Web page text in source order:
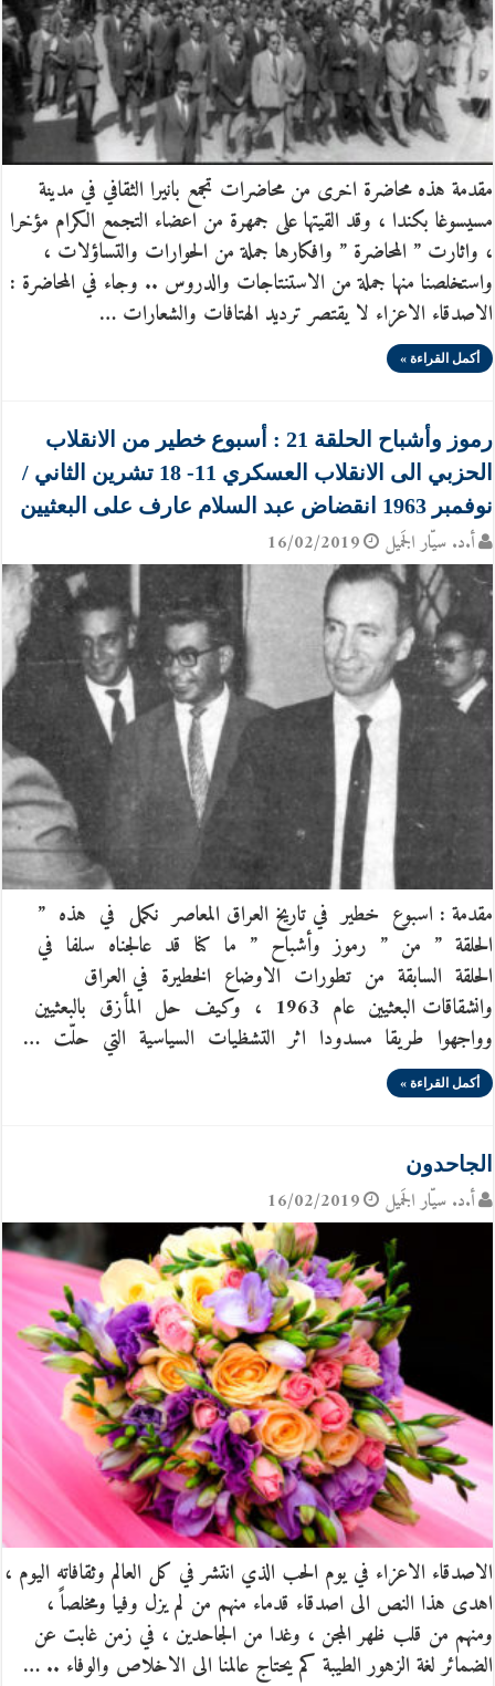
مقدمة هذه محاضرة اخرى من محاضرات تجمع بانيرا الثقافي في مدينة
مسيسوغا بكندا ، وقد القيتها على جمهرة من اعضاء التجمع الكرام مؤخرا
، واثارت ” المحاضرة ” وافكارها جملة من الحوارات والتساؤلات ،
واستخلصنا منها جملة من الاستنتاجات والدروس .. وجاء في المحاضرة :
الاصدقاء الاعزاء لا يقتصر ترديد الهتافات والشعارات …
أكمل القراءة »
رموز وأشباح الحلقة 21 : أسبوع خطير من الانقلاب
الحزبي الى الانقلاب العسكري 11- 18 تشرين الثاني /
نوفمبر 1963 انقضاض عبد السلام عارف على البعثيين
أ.د. سيّار الجَميل 16/02/2019
مقدمة : اسبوع خطير في تاريخ العراق المعاصر نكمل في هذه ”
الحلقة ” من ” رموز وأشباح ” ما كنا قد عالجناه سلفا في
الحلقة السابقة من تطورات الاوضاع الخطيرة في العراق
وانشقاقات البعثيين عام 1963 ، وكيف حل المأزق بالبعثيين
وواجهوا طريقا مسدودا اثر التشظيات السياسية التي حلّت …
أكمل القراءة »
الجاحدون
أ.د. سيّار الجَميل 16/02/2019
الاصدقاء الاعزاء في يوم الحب الذي انتشر في كل العالم وثقافاته اليوم ،
اهدى هذا النص الى اصدقاء قدماء منهم من لم يزل وفيا ومخلصاً ،
ومنهم من قلب ظهر المجن ، وغدا من الجاحدين ، في زمن غابت عن
الضمائر لغة الزهور الطيبة كم يحتاج عالمنا الى الاخلاص والوفاء .. …